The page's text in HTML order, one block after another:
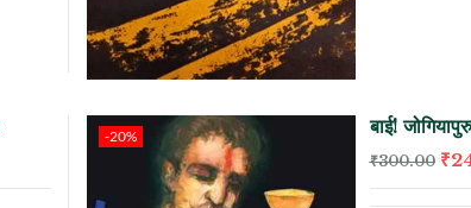
-20% बाई!
₹300.00 ₹